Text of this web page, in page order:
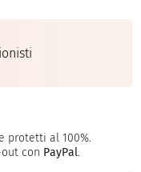
protetti al 100%.
con PayPal.